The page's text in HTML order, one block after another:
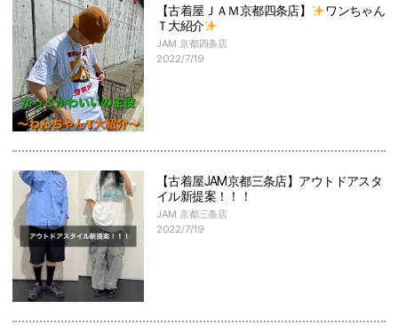
【古着屋ＪＡＭ京都四条店】
ワンちゃん
Ｔ大紹介
JAM 京都四条店
2022/7/19
【古着屋JAM京都三条店】アウトドアスタ
イル新提案！！！
JAM 京都三条店
2022/7/19